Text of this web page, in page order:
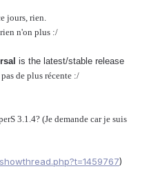
jours, rien.
n'on plus :/
is the latest/stable release
de plus récente :/
3.1.4? (Je demande car je suis
)